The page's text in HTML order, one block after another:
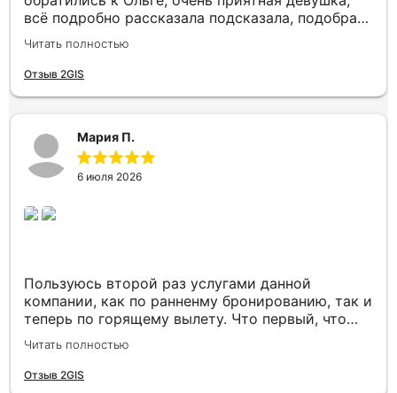
всё подробно рассказала подсказала, подобрала
нам отличный отель в Таиланде по хорошей
цене, отель вживую оказался ещё красивее чем
на фото, нас привезли увезли, всё отлично,
Читать полностью
Отзыв 2GIS
Мария П.
6 июля 2026
Пользуюсь второй раз услугами данной
компании, как по ранненму бронированию, так и
теперь по горящему вылету. Что первый, что
второй раз путёвки подобраны под наши
индивидуальные запросы идеально. Работаем с
менеджером Анной Макеевой, всегда на связи,
Читать полностью
Отзыв 2GIS